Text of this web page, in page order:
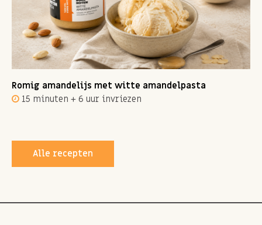
Romig amandelijs met witte amandelpasta
15 minuten + 6 uur invriezen
Alle recepten